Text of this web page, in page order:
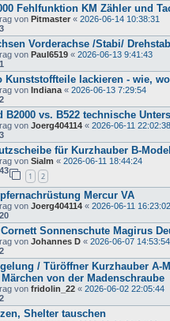
Fehlfunktion KM Zähler und
von Pitmaster « 2026-06-14 10:38:31
3
Vorderachse /Stabi/
von Paul6519 « 2026-06-13 9:41:43
1
Kunststoffteile lackieren - wie,
von Indiana « 2026-06-13 7:29:54
2
B2000 vs. B522 technische
von Joerg404114 « 2026-06-11 22:02:38
3
für Kurzhauber B-Modell
von Sialm « 2026-06-11 18:44:24
43
1 2
Mercur VA
von Joerg404114 « 2026-06-11 16:23:02
20
Sonnenschute Magirus
von Johannes D « 2026-06-07 14:53:54
2
/ Türöffner Kurzhauber A-
von der Madenschraube
von fridolin_22 « 2026-06-02 22:05:44
2
Shelter tauschen